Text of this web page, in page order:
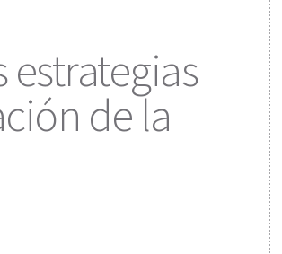
estrategias
de la